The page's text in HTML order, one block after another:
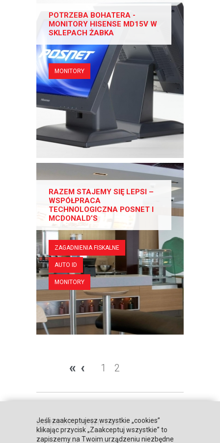
POTRZEBA BOHATERA -
MONITORY HISENSE MD15V W
SKLEPACH ŻABKA
MONITORY
RAZEM STAJEMY SIĘ LEPSI –
WSPÓŁPRACA
TECHNOLOGICZNA POSNET I
MCDONALD’S
ZAGADNIENIA FISKALNE
AUTO ID
MONITORY
« ‹ 1 2
DOWIEDZ SIĘ WIĘCEJ
Jeśli zaakceptujesz wszystkie „cookies”
klikając przycisk „Zaakceptuj wszystkie” to
zapiszemy na Twoim urządzeniu niezbędne